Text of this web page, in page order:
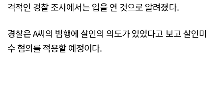
격적인 경찰 조사에서는 입을 연 것으로 알려졌다.
경찰은 A씨의 범행에 살인의 의도가 있었다고 보고 살인미
수 혐의를 적용할 예정이다.